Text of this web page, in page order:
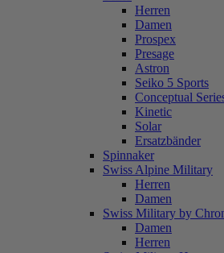
Herren
Damen
Prospex
Presage
Astron
Seiko 5 Sports
Conceptual
Kinetic
Solar
Ersatzbänder
Spinnaker
Swiss Alpine Military
Herren
Damen
Swiss Military by
Damen
Herren